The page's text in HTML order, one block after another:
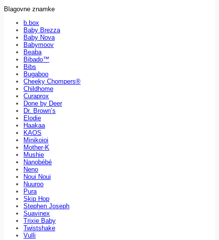
Blagovne znamke
b.box
Baby Brezza
Baby Nova
Babymoov
Beaba
Bibado™
Bibs
Bugaboo
Cheeky Chompers®
Childhome
Curaprox
Done by Deer
Dr. Brown’s
Elodie
Haakaa
KAOS
Minikoioi
Mother-K
Mushie
Nanobébé
Neno
Noui Noui
Nuuroo
Pura
Skip Hop
Stephen Joseph
Suavinex
Trixie Baby
Twistshake
Vulli